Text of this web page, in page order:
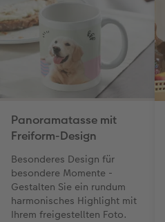
Panoramatasse mit
Freiform-Design
Besonderes Design für
besondere Momente -
Gestalten Sie ein rundum
harmonisches Highlight mit
Ihrem freigestellten Foto.